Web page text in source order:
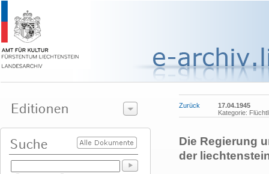
Zurück
17.04.1945
Kategorie:
Die Regierung
der